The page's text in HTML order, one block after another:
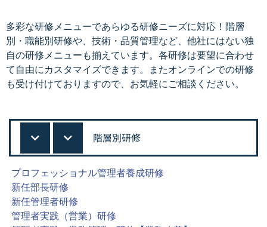
多彩な研修メニューであらゆる研修ニーズに対応！階層
別・職能別研修や、技術・品質管理など、他社にはない独
自の研修メニューも揃えています。各研修は要望に合わせ
て自由にカスタマイズできます。またオンラインでの研修
も受け付けておりますので、お気軽にご相談ください。
階層別研修
プロフェッショナル管理者養成研修
新任部長研修
新任管理者研修
管理者実践（営業）研修